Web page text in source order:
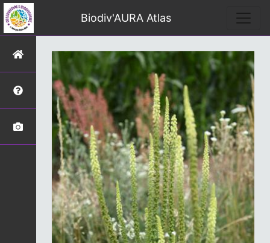
Biodiv'AURA Atlas